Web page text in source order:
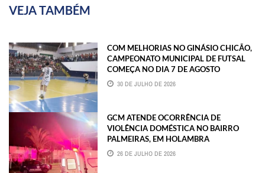
VEJA TAMBÉM
COM MELHORIAS NO GINÁSIO CHICÃO,
CAMPEONATO MUNICIPAL DE FUTSAL
COMEÇA NO DIA 7 DE AGOSTO
30 DE JULHO DE 2026
GCM ATENDE OCORRÊNCIA DE
VIOLÊNCIA DOMÉSTICA NO BAIRRO
PALMEIRAS, EM HOLAMBRA
26 DE JULHO DE 2026